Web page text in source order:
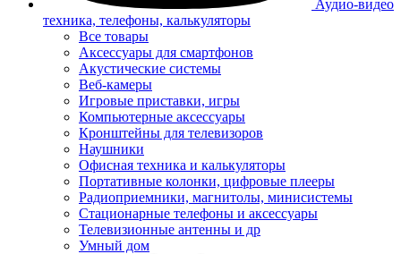
Аудио-видео
техника, телефоны, калькуляторы
Все товары
Аксессуары для смартфонов
Акустические системы
Веб-камеры
Игровые приставки, игры
Компьютерные аксессуары
Кронштейны для телевизоров
Наушники
Офисная техника и калькуляторы
Портативные колонки, цифровые плееры
Радиоприемники, магнитолы, минисистемы
Стационарные телефоны и аксессуары
Телевизионные антенны и др
Умный дом